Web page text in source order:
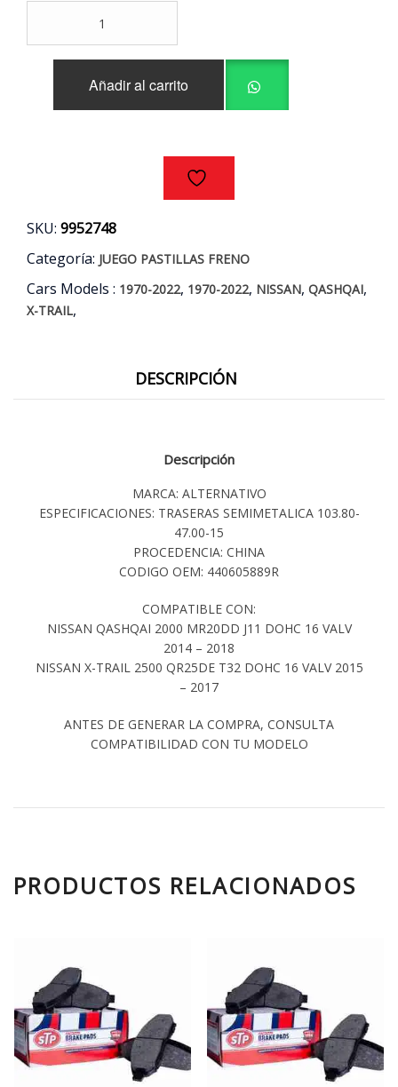
FRENO
Añadir al carrito
SKU: 9952748
Categoría: JUEGO PASTILLAS FRENO
Cars Models : 1970-2022, 1970-2022, NISSAN, QASHQAI,
X-TRAIL,
DESCRIPCIÓN
Descripción
MARCA: ALTERNATIVO
ESPECIFICACIONES: TRASERAS SEMIMETALICA 103.80-
47.00-15
PROCEDENCIA: CHINA
CODIGO OEM: 440605889R
COMPATIBLE CON:
NISSAN QASHQAI 2000 MR20DD J11 DOHC 16 VALV
2014 – 2018
NISSAN X-TRAIL 2500 QR25DE T32 DOHC 16 VALV 2015
– 2017
ANTES DE GENERAR LA COMPRA, CONSULTA
COMPATIBILIDAD CON TU MODELO
PRODUCTOS RELACIONADOS